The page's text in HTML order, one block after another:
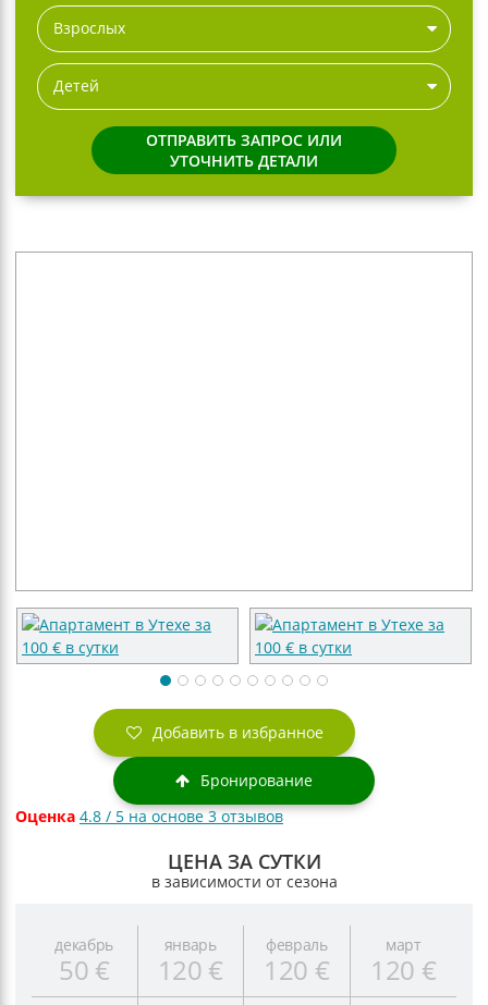
Взрослых
Детей
ОТПРАВИТЬ ЗАПРОС ИЛИ
УТОЧНИТЬ ДЕТАЛИ
Добавить в избранное
Бронирование
Оценка 4.8 / 5 на основе3отзывов
ЦЕНА ЗА СУТКИ
в зависимости от сезона
декабрь
50 €
январь
120 €
февраль
120 €
март
120 €